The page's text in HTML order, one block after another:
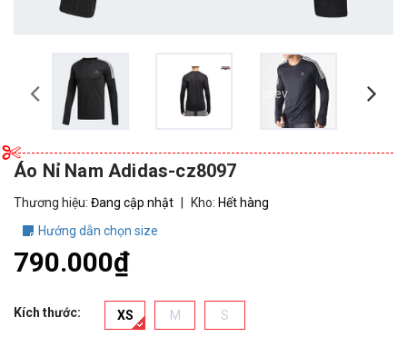
prev
Áo Nỉ Nam Adidas-cz8097
Thương hiệu: Đang cập nhật Kho: Hết hàng
Hướng dẫn chọn size
790.000₫
Kích thước: XS M S